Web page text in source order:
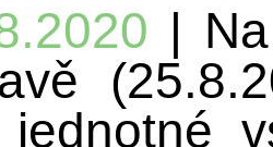
|
jednotné